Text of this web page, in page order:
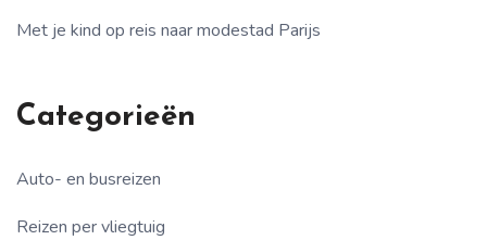
Met je kind op reis naar modestad Parijs
Categorieën
Auto- en busreizen
Reizen per vliegtuig